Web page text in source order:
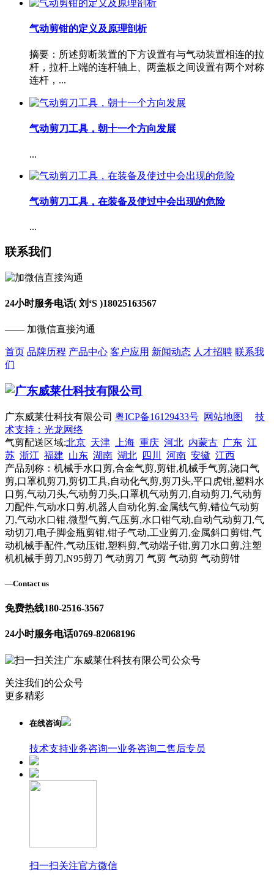
气动剪钳的定义及原理剖析
摘要：所述剪断装置的下方设置有与气动装置相连的拉
杆，拉杆上端的连杆轴上、两盖板之间设置有两个对称
连杆，...
气动剪刀工具，朝十一个方向发展
...
气动剪刀工具，在装备及使过中会出现的危险
...
联系我们
24小时服务电话( 刘‘S )18025163567
—— 加微信直接沟通
首页 品牌历程 产品中心 客户应用 新闻动态 人才招聘 联系我
们
广东威莱仕科技有限公司 粤ICP备16129433号 网站地图
技
术支持：光龙网络
气剪配送区域:北京 天津 上海 重庆 河北 内蒙古 广东 江
苏 浙江 福建 山东 湖南 湖北 四川 河南 安徽 江西
产品别称：机械手水口剪,合金气剪,剪钳,机械手气剪,浇口气
剪,口罩机剪刀,剪切工具,自动化气剪,剪刀头,平口虎钳,塑料水
口剪,气动刀头,气动剪刀头,口罩机气动剪刀,自动剪刀,气动剪
刀配件,气动水口剪,机器人自动化剪,金属线气剪,错位气动剪
刀,气动水口钳,微型气剪,气压剪,水口钳气动,自动气动剪刀,气
动切刀,电子脚金瓶剪钳,钳子气动,工业剪刀,金属斜口剪钳,气
动机械手配件,气动压钳,塑料剪,气动端子钳,剪刀水口剪,注塑
机机械手剪刀,N95剪刀 气动剪刀 气剪 气动剪 气动剪钳
—Contact us
免费热线180-2516-3567
24小时服务电话0769-82068196
关注我们的公众号
更多精彩
在线咨询
技术支持业务咨询一业务咨询二售后专员
扫一扫关注官方微信